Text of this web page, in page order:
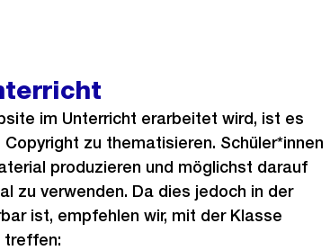
im Unterricht erarbeitet wird, ist es
zu thematisieren. Schüler*innen
produzieren und möglichst darauf
zu verwenden. Da dies jedoch in der
ist, empfehlen wir, mit der Klasse
treffen: